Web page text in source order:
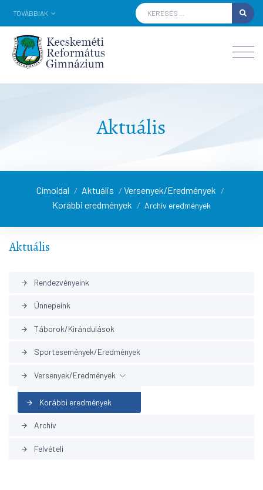
TOVÁBBIAK
Aktuális
Címoldal / Aktuális / Versenyek/Eredmények /
Korábbi eredmények / Archív eredmények
Aktuális
arrow_forward Rendezvényeink
arrow_forward Ünnepeink
arrow_forward Táborok/Kirándulások
arrow_forward Sportesemények/Eredmények
arrow_forward Versenyek/Eredmények
arrow_forward Korábbi eredmények
arrow_forward Archív
arrow_forward Felvételi